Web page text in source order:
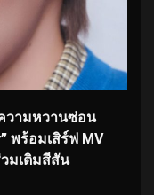
วามหวานซ่อน
พร้อมเสิร์ฟ MV
วมเติมสีสัน